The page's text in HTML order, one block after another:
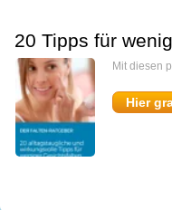
20 Tipps für
Mit diesen
Hier